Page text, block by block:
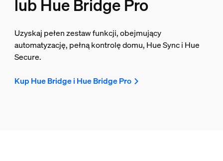
lub Hue Bridge Pro
Uzyskaj pełen zestaw funkcji, obejmujący
automatyzację, pełną kontrolę domu, Hue Sync i Hue
Secure.
Kup Hue Bridge i Hue Bridge Pro